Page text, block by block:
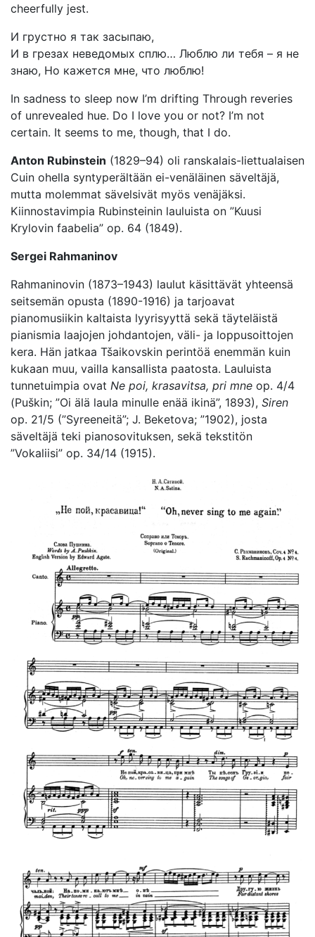
cheerfully jest.
И грустно я так засыпаю,
И в грезах неведомых сплю… Люблю ли тебя – я не
знаю, Но кажется мне, что люблю!
In sadness to sleep now I’m drifting Through reveries
of unrevealed hue. Do I love you or not? I’m not
certain. It seems to me, though, that I do.
Anton Rubinstein (1829–94) oli ranskalais-liettualaisen
Cuin ohella syntyperältään ei-venäläinen säveltäjä,
mutta molemmat sävelsivät myös venäjäksi.
Kiinnostavimpia Rubinsteinin lauluista on ”Kuusi
Krylovin faabelia” op. 64 (1849).
Sergei Rahmaninov
Rahmaninovin (1873–1943) laulut käsittävät yhteensä
seitsemän opusta (1890-1916) ja tarjoavat
pianomusiikin kaltaista lyyrisyyttä sekä täyteläistä
pianismia laajojen johdantojen, väli- ja loppusoittojen
kera. Hän jatkaa Tšaikovskin perintöä enemmän kuin
kukaan muu, vailla kansallista paatosta. Lauluista
tunnetuimpia ovat Ne poi, krasavitsa, pri mne op. 4/4
(Puškin; ”Oi älä laula minulle enää ikinä”, 1893), Siren
op. 21/5 (”Syreeneitä”; J. Beketova; ”1902), josta
säveltäjä teki pianosovituksen, sekä tekstitön
”Vokaliisi” op. 34/14 (1915).